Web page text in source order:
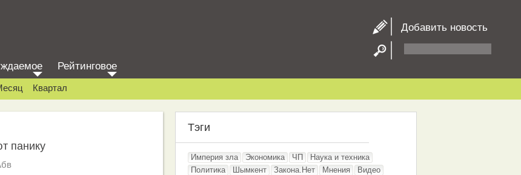
Добавить новость
Рейтинговое
Квартал
панику
Тэги
Империя зла Экономика ЧП
Наука и техника
Политика
Шымкент Закона.Нет Мнения
Видео